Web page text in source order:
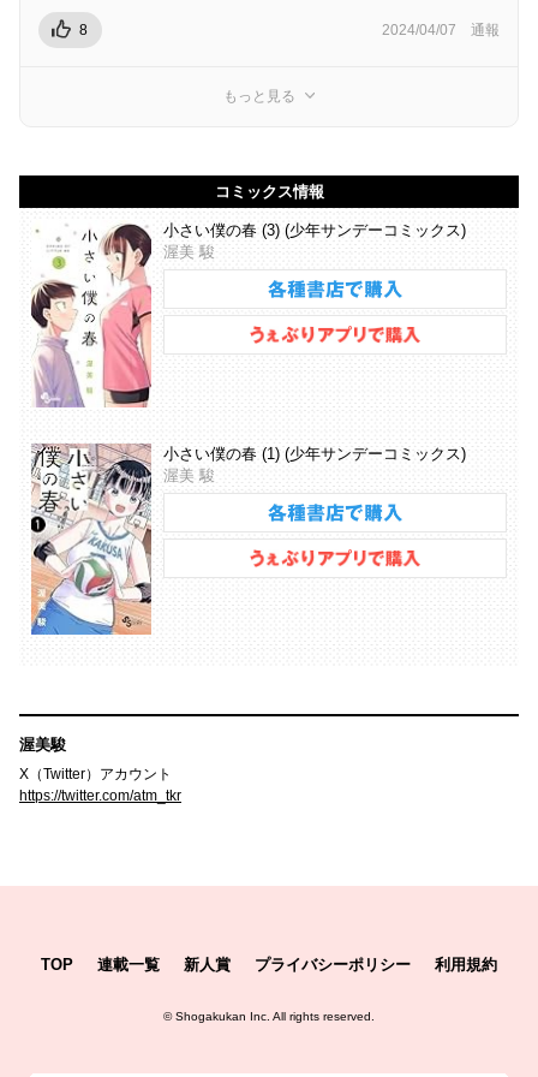
8 2024/04/07 通報
もっと見る
コミックス情報
小さい僕の春 (3) (少年サンデーコミックス)
渥美 駿
小さい僕の春 (1) (少年サンデーコミックス)
渥美 駿
渥美駿
X（Twitter）アカウント
https://twitter.com/atm_tkr
TOP 連載一覧 新人賞 プライバシーポリシー 利用規約
©Shogakukan Inc. All rights reserved.